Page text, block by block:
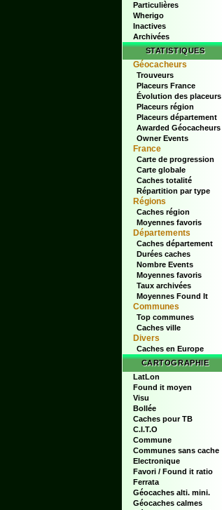
Particulières
Wherigo
Inactives
Archivées
STATISTIQUES
Géocacheurs
Trouveurs
Placeurs France
Évolution des placeurs
Placeurs région
Placeurs département
Awarded Géocacheurs
Owner Events
France
Carte de progression
Carte globale
Caches totalité
Répartition par type
Régions
Caches région
Moyennes favoris
Départements
Caches département
Durées caches
Nombre Events
Moyennes favoris
Taux archivées
Moyennes Found It
Communes
Top communes
Caches ville
Divers
Caches en Europe
CARTOGRAPHIE
LatLon
Found it moyen
Visu
Bollée
Caches pour TB
C.I.T.O
Commune
Communes sans cache
Electronique
Favori / Found it ratio
Ferrata
Géocaches alti. mini.
Géocaches calmes